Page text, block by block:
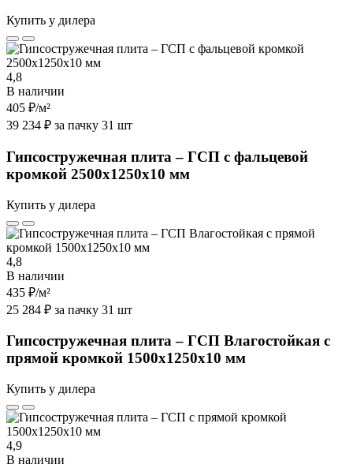
Купить у дилера
4,8
В наличии
405 ₽/м²
39 234 ₽ за пачку 31 шт
Гипсостружечная плита – ГСП с фальцевой
кромкой 2500х1250х10 мм
Купить у дилера
4,8
В наличии
435 ₽/м²
25 284 ₽ за пачку 31 шт
Гипсостружечная плита – ГСП Влагостойкая с
прямой кромкой 1500х1250х10 мм
Купить у дилера
4,9
В наличии